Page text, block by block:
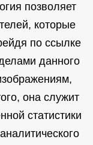
позволяет
которые
по ссылке
данного
она служит
статистики